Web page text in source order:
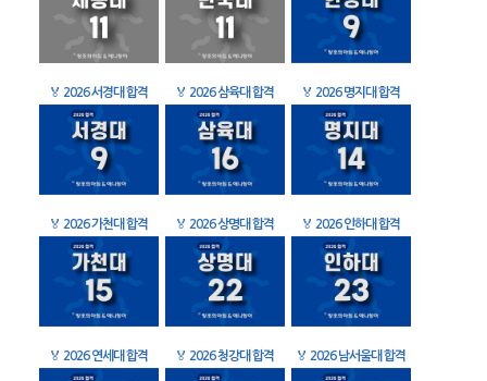
🏅 2026 서경대 합격 🏅 2026 삼육대 합격 🏅 2026 명지대 합격
🏅 2026 가천대 합격 🏅 2026 상명대 합격 🏅 2026 인하대 합격
🏅 2026 연세대 합격 🏅 2026 청강대 합격 🏅 2026 남서울대 합격